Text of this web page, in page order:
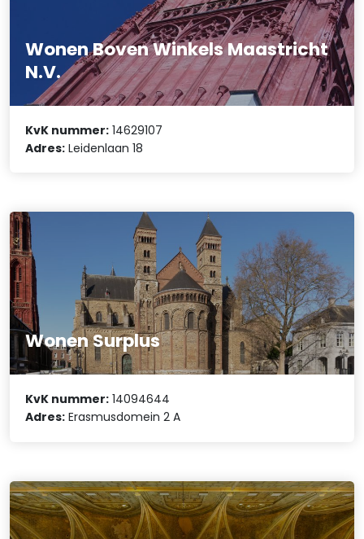
Wonen Boven Winkels Maastricht
N.V.
KvK nummer: 14629107
Adres: Leidenlaan 18
Wonen Surplus
KvK nummer: 14094644
Adres: Erasmusdomein 2 A